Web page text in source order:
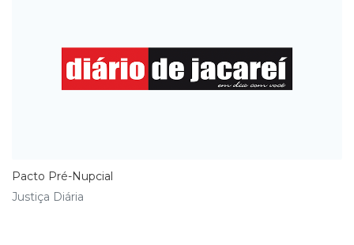
Pacto Pré-Nupcial
Justiça Diária